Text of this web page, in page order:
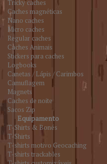
Tricky caches
Caches magnéticas
Nano caches
Micro caches
Regular caches
Caches Animais
Stickers para caches
Logbooks
Canetas / Lápis / Carimbos
Camuflagem
Magnets
Caches de noite
Sacos Zip
Equipamento
T-Shirts & Bonés
T-Shirts
T-shirts motivo Geocaching
T-shirts trackables